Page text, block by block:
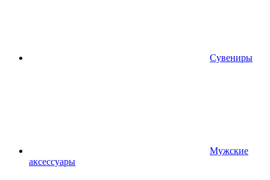
Сувениры
Мужские
аксессуары